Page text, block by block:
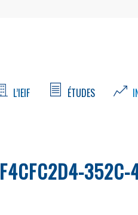
L’IEIF ÉTUDES
F4CFC2D4-